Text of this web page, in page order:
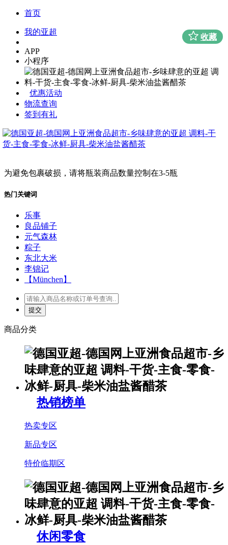
首页
我的亚超
APP
小程序
优惠活动
物流查询
签到有礼
为避免包裹破损，请将瓶装商品数量控制在3-5瓶
热门关键词
乐事
良品铺子
元气森林
粽子
东北大米
李锦记
【München】
商品分类
热销榜单
热卖专区
新品专区
特价临期区
休闲零食
收藏